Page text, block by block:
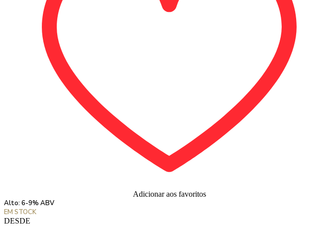
Adicionar aos favoritos
Alto: 6-9% ABV
EM STOCK
DESDE